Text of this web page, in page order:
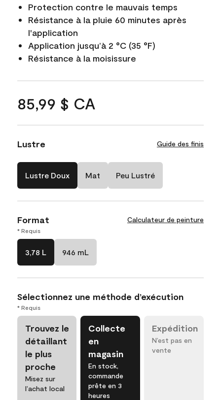
Protection contre le mauvais temps
Résistance à la pluie 60 minutes après
l'application
Application jusqu’à 2 °C (35 °F)
Résistance à la moisissure
85,99 $ CA
Lustre Guide des finis
Lustre Doux Mat Peu Lustré
Format Calculateur de peinture
* Requis
3,78 L 946 mL
Sélectionnez une méthode d’exécution
* Requis
Trouvez le
détaillant
le plus
proche
Misez sur
l’achat local
Collecte
en
magasin
En stock,
commande
prête en 3
heures
Expédition
N’est pas en
vente